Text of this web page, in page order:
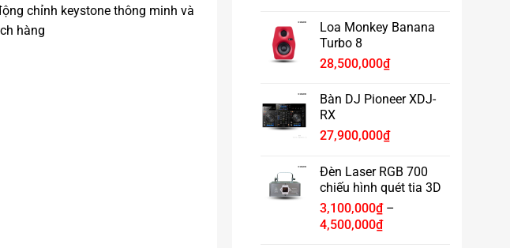
chỉnh keystone thông minh và
hàng
từ
đến
9,200,000₫
Loa Monkey Banana
Turbo 8
28,500,000₫
Bàn DJ Pioneer XDJ-
RX
27,900,000₫
Đèn Laser RGB 700
chiếu hình quét tia 3D
3,100,000₫ –
4,500,000₫Khoảng